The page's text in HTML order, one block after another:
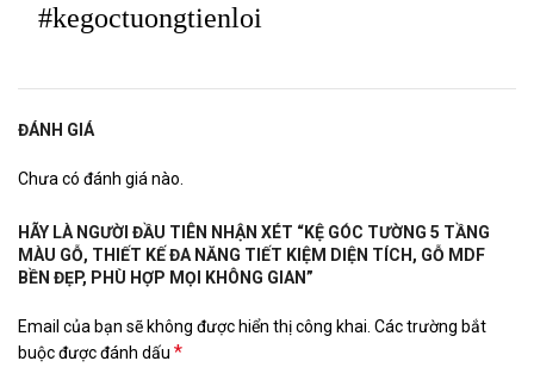
#kegoctuongtienloi
ĐÁNH GIÁ
Chưa có đánh giá nào.
HÃY LÀ NGƯỜI ĐẦU TIÊN NHẬN XÉT “KỆ GÓC TƯỜNG 5 TẦNG
MÀU GỖ, THIẾT KẾ ĐA NĂNG TIẾT KIỆM DIỆN TÍCH, GỖ MDF
BỀN ĐẸP, PHÙ HỢP MỌI KHÔNG GIAN”
Email của bạn sẽ không được hiển thị công khai. Các trường bắt
buộc được đánh dấu *